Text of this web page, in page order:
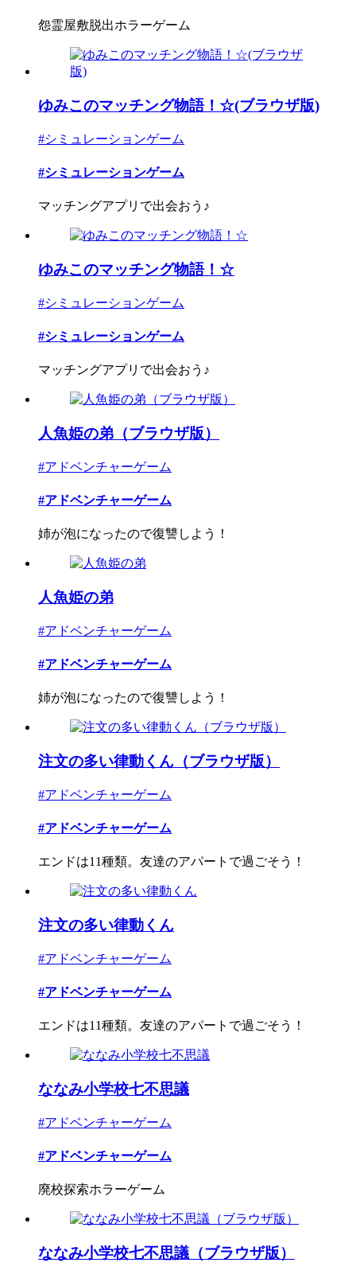
怨霊屋敷脱出ホラーゲーム
ゆみこのマッチング物語！☆(ブラウザ版)
#シミュレーションゲーム
#シミュレーションゲーム
マッチングアプリで出会おう♪
ゆみこのマッチング物語！☆
#シミュレーションゲーム
#シミュレーションゲーム
マッチングアプリで出会おう♪
人魚姫の弟（ブラウザ版）
#アドベンチャーゲーム
#アドベンチャーゲーム
姉が泡になったので復讐しよう！
人魚姫の弟
#アドベンチャーゲーム
#アドベンチャーゲーム
姉が泡になったので復讐しよう！
注文の多い律動くん（ブラウザ版）
#アドベンチャーゲーム
#アドベンチャーゲーム
エンドは11種類。友達のアパートで過ごそう！
注文の多い律動くん
#アドベンチャーゲーム
#アドベンチャーゲーム
エンドは11種類。友達のアパートで過ごそう！
ななみ小学校七不思議
#アドベンチャーゲーム
#アドベンチャーゲーム
廃校探索ホラーゲーム
ななみ小学校七不思議（ブラウザ版）